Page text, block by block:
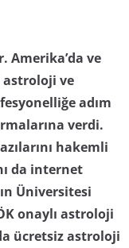
Amerika’da ve
astroloji ve
adım
verdi.
hakemli
da internet
Üniversitesi
onaylı astroloji
ücretsiz astroloji